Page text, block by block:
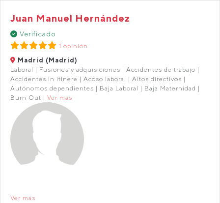
Juan Manuel Hernández
Verificado
1 opinión
Madrid (Madrid)
Laboral | Fusiones y adquisiciones | Accidentes de trabajo |
Accidentes in itinere | Acoso laboral | Altos directivos |
Autónomos dependientes | Baja Laboral | Baja Maternidad |
Burn Out | Ver más
Ver más